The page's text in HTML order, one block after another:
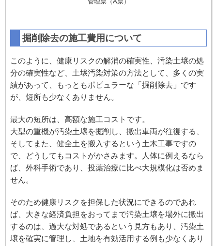
掘削除去の施工費用について
このように、健康リスクの解消の確実性、汚染土壌の処
分の確実性など、土壌汚染対策の方法として、多くの実
績があって、もっともポピュラーな「掘削除去」です
が、短所も少なくありません。
最大の短所は、高額な施工コストです。
大型の重機が汚染土壌を掘削し、搬出車両が往復する、
そしてまた、健全土を搬入するという土木工事ですの
で、どうしてもコストがかさみます。人体に例えるなら
ば、外科手術であり、投薬治療に比べ大規模化は否めま
せん。
そのため健康リスクを担保した状況にできるのであれ
ば、大きな経済負担をおってまで汚染土壌を場外に搬出
するのは、過大な対処であるという見方もあり、汚染土
壌を確実に管理し、土地を有効活用する例も少なくあり